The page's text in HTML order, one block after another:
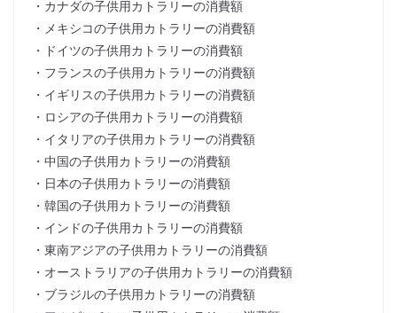
・カナダの子供用カトラリーの消費額
・メキシコの子供用カトラリーの消費額
・ドイツの子供用カトラリーの消費額
・フランスの子供用カトラリーの消費額
・イギリスの子供用カトラリーの消費額
・ロシアの子供用カトラリーの消費額
・イタリアの子供用カトラリーの消費額
・中国の子供用カトラリーの消費額
・日本の子供用カトラリーの消費額
・韓国の子供用カトラリーの消費額
・インドの子供用カトラリーの消費額
・東南アジアの子供用カトラリーの消費額
・オーストラリアの子供用カトラリーの消費額
・ブラジルの子供用カトラリーの消費額